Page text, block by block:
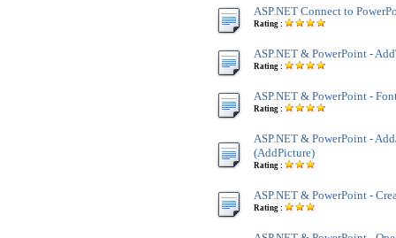
ASP.NET Connect to
Rating :
ASP.NET & PowerPoint -
Rating :
ASP.NET & PowerPoint -
Rating :
ASP.NET & PowerPoint -
(AddPicture)
Rating :
ASP.NET & PowerPoint -
Rating :